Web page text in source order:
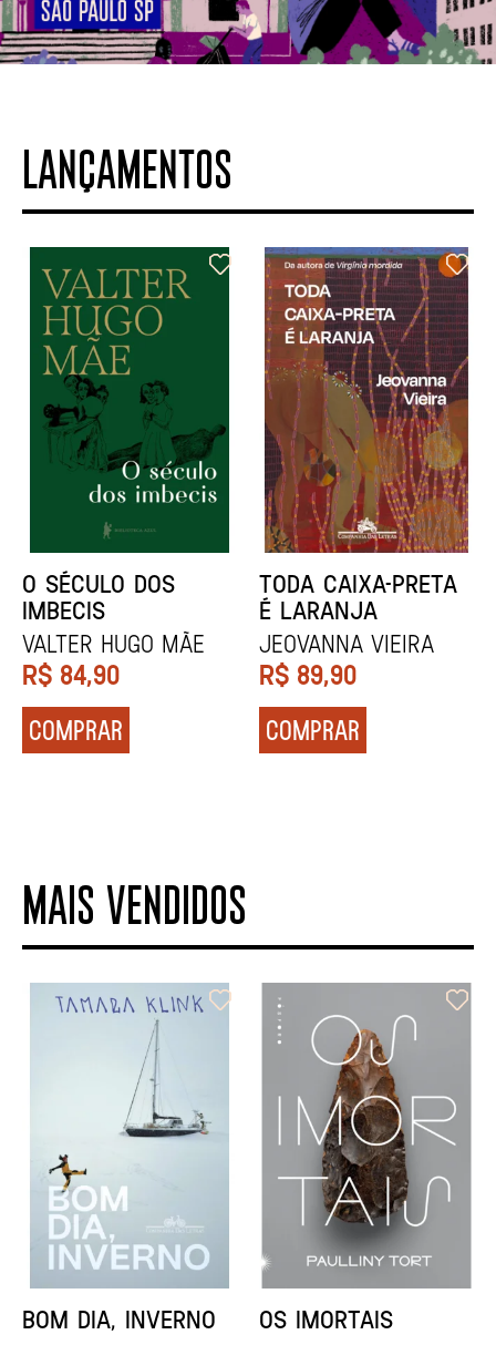
LANÇAMENTOS
NÓDOA
Calila da Mercê
R$ 79,90
COMPRAR
NARRAR HISTÓRIAS
John Berger
R$ 84,90
COMPRAR
MAIS VENDIDOS
ORIXÁS
ORAÇÃO PARA